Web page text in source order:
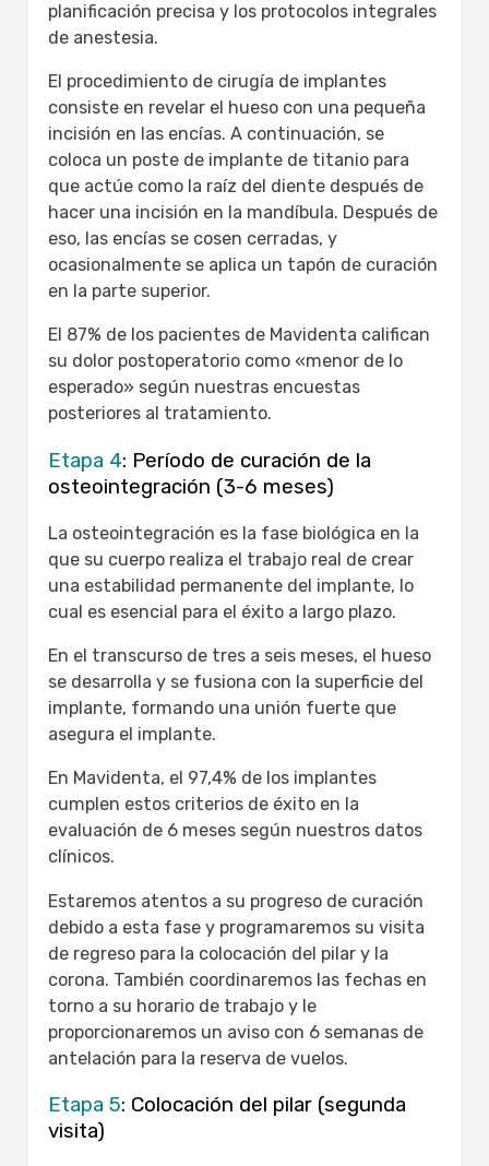
planificación precisa y los protocolos integrales
de anestesia.
El procedimiento de cirugía de implantes
consiste en revelar el hueso con una pequeña
incisión en las encías. A continuación, se
coloca un poste de implante de titanio para
que actúe como la raíz del diente después de
hacer una incisión en la mandíbula. Después de
eso, las encías se cosen cerradas, y
ocasionalmente se aplica un tapón de curación
en la parte superior.
El 87% de los pacientes de Mavidenta califican
su dolor postoperatorio como «menor de lo
esperado» según nuestras encuestas
posteriores al tratamiento.
Etapa 4: Período de curación de la
osteointegración (3-6 meses)
La osteointegración es la fase biológica en la
que su cuerpo realiza el trabajo real de crear
una estabilidad permanente del implante, lo
cual es esencial para el éxito a largo plazo.
En el transcurso de tres a seis meses, el hueso
se desarrolla y se fusiona con la superficie del
implante, formando una unión fuerte que
asegura el implante.
En Mavidenta, el 97,4% de los implantes
cumplen estos criterios de éxito en la
evaluación de 6 meses según nuestros datos
clínicos.
Estaremos atentos a su progreso de curación
debido a esta fase y programaremos su visita
de regreso para la colocación del pilar y la
corona. También coordinaremos las fechas en
torno a su horario de trabajo y le
proporcionaremos un aviso con 6 semanas de
antelación para la reserva de vuelos.
Etapa 5: Colocación del pilar (segunda
visita)